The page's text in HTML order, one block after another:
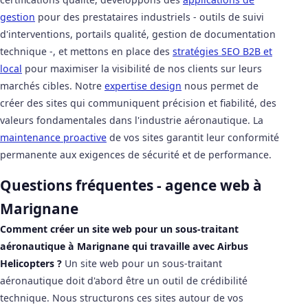
gestion pour des prestataires industriels - outils de suivi
d'interventions, portails qualité, gestion de documentation
technique -, et mettons en place des stratégies SEO B2B et
local pour maximiser la visibilité de nos clients sur leurs
marchés cibles. Notre expertise design nous permet de
créer des sites qui communiquent précision et fiabilité, des
valeurs fondamentales dans l'industrie aéronautique. La
maintenance proactive de vos sites garantit leur conformité
permanente aux exigences de sécurité et de performance.
Questions fréquentes - agence web à
Marignane
Comment créer un site web pour un sous-traitant
aéronautique à Marignane qui travaille avec Airbus
Helicopters ? Un site web pour un sous-traitant
aéronautique doit d'abord être un outil de crédibilité
technique. Nous structurons ces sites autour de vos